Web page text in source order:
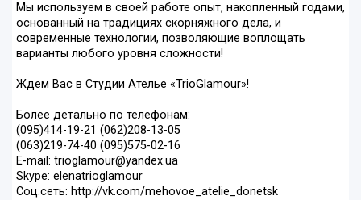
Мы используем в своей работе опыт, накопленный годами,
основанный на традициях скорняжного дела, и
современные технологии, позволяющие воплощать
варианты любого уровня сложности!
Ждем Вас в Студии Ателье «TrioGlamour»!
Более детально по телефонам:
(095)414-19-21 (062)208-13-05
(063)219-74-40 (095)575-02-16
E-mail: trioglamour@yandex.ua
Skype: elenatrioglamour
Соц.сеть: http://vk.com/mehovoe_atelie_donetsk